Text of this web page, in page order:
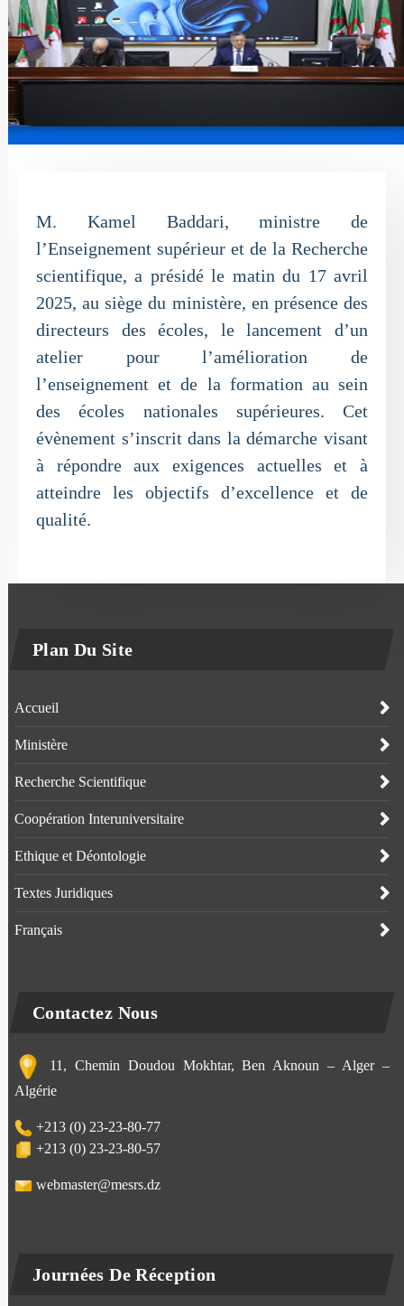
M. Kamel Baddari, ministre de
l’Enseignement supérieur et de la Recherche
scientifique, a présidé le matin du 17 avril
2025, au siège du ministère, en présence des
directeurs des écoles, le lancement d’un
atelier pour l’amélioration de
l’enseignement et de la formation au sein
des écoles nationales supérieures. Cet
évènement s’inscrit dans la démarche visant
à répondre aux exigences actuelles et à
atteindre les objectifs d’excellence et de
qualité.
Plan Du Site
Accueil
Ministère
Recherche Scientifique
Coopération Interuniversitaire
Ethique et Déontologie
Textes Juridiques
Français
Contactez Nous
11, Chemin Doudou Mokhtar, Ben Aknoun – Alger –
Algérie
+213 (0) 23-23-80-77
+213 (0) 23-23-80-57
webmaster@mesrs.dz
Journées De Réception